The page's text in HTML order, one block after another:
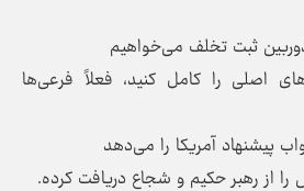
ثبت تخلف می‌خواهیم
اصلی را کامل کنید، فعلاً فرعی‌ها
پیشنهاد آمریکا را می‌دهد
از رهبر حکیم و شجاع دریافت کرده.